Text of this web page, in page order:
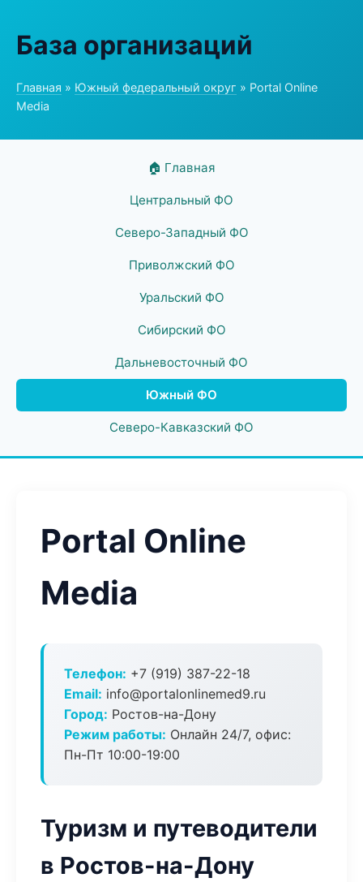
База организаций
Главная » Южный федеральный округ » Portal Online
Media
🏠 Главная
Центральный ФО
Северо-Западный ФО
Приволжский ФО
Уральский ФО
Сибирский ФО
Дальневосточный ФО
Южный ФО
Северо-Кавказский ФО
Portal Online
Media
Телефон: +7 (919) 387-22-18
Email: info@portalonlinemed9.ru
Город: Ростов-на-Дону
Режим работы: Онлайн 24/7, офис:
Пн-Пт 10:00-19:00
Туризм и путеводители
в Ростов-на-Дону